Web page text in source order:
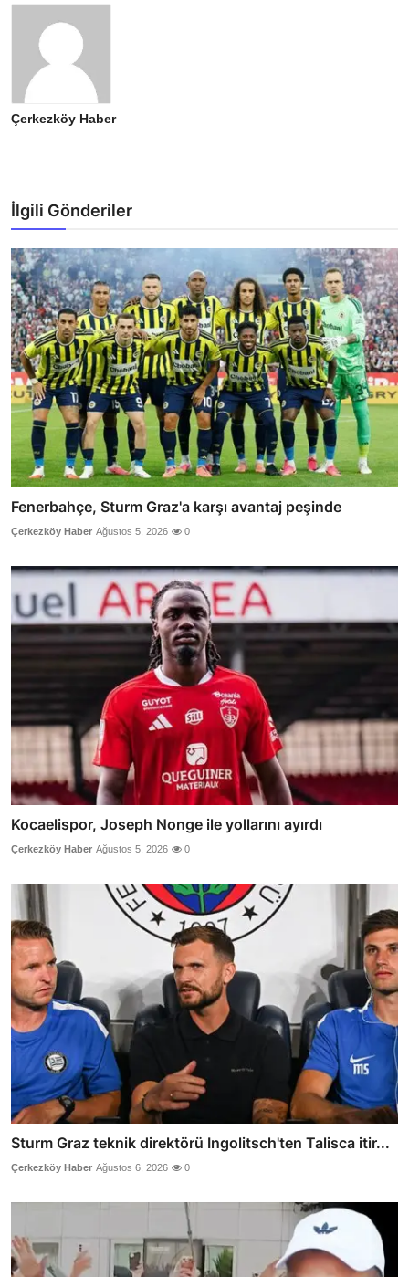
Çerkezköy Haber
İlgili Gönderiler
Fenerbahçe, Sturm Graz'a karşı avantaj peşinde
Çerkezköy Haber Ağustos 5, 2026 0
Kocaelispor, Joseph Nonge ile yollarını ayırdı
Çerkezköy Haber Ağustos 5, 2026 0
Sturm Graz teknik direktörü Ingolitsch'ten Talisca itir...
Çerkezköy Haber Ağustos 6, 2026 0